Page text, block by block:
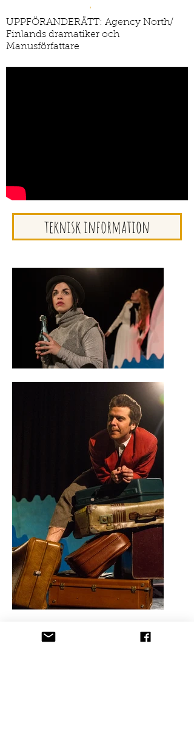
'
UPPFÖRANDERÄTT: Agency North/
Finlands dramatiker och
Manusförfattare
teknisk information